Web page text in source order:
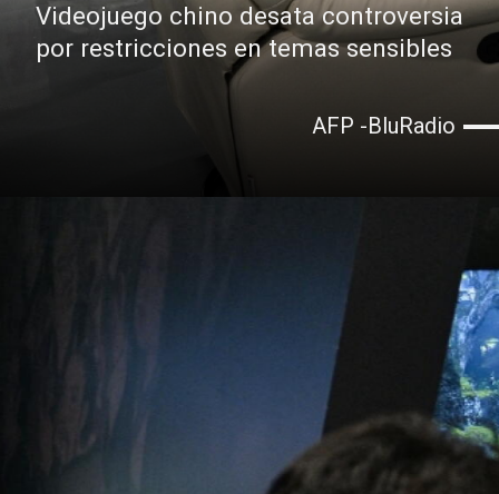
Videojuego chino desata controversia
por restricciones en temas sensibles
AFP -BluRadio